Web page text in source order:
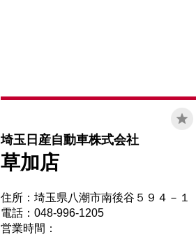
埼玉日産自動車株式会社
草加店
住所：埼玉県八潮市南後谷５９４－１
電話：048-996-1205
営業時間：